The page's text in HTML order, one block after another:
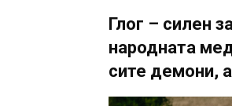
Глог – силен
народната
сите демони,